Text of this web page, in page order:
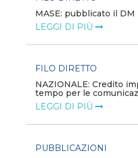
MASE: pubblicato il DM
LEGGI DI PIÙ
FILO DIRETTO
NAZIONALE: Credito
tempo per le
LEGGI DI PIÙ
PUBBLICAZIONI